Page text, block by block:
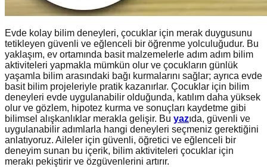
Evde kolay bilim deneyleri, çocuklar için merak duygusunu
tetikleyen güvenli ve eğlenceli bir öğrenme yolculuğudur. Bu
yaklaşım, ev ortamında basit malzemelerle adım adım bilim
aktiviteleri yapmakla mümkün olur ve çocukların günlük
yaşamla bilim arasındaki bağı kurmalarını sağlar; ayrıca evde
basit bilim projeleriyle pratik kazanırlar. Çocuklar için bilim
deneyleri evde uygulanabilir olduğunda, katılım daha yüksek
olur ve gözlem, hipotez kurma ve sonuçları kaydetme gibi
bilimsel alışkanlıklar merakla gelişir. Bu yazıda, güvenli ve
uygulanabilir adımlarla hangi deneyleri seçmeniz gerektiğini
anlatıyoruz. Aileler için güvenli, öğretici ve eğlenceli bir
deneyim sunan bu içerik, bilim aktiviteleri çocuklar için
merakı pekiştirir ve özgüvenlerini artırır.